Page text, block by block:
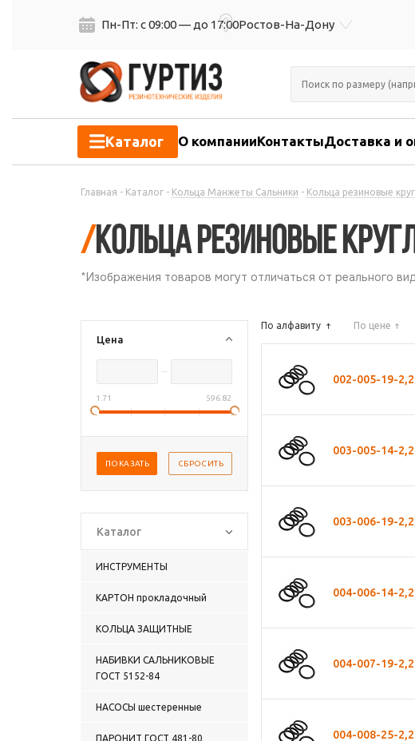
Пн-Пт: с 09:00 — до 17:00Ростов-На-Дону
Каталог О компанииКонтактыДоставка и
Главная - Каталог - Кольца Манжеты Сальники - Кольца резиновые
/Кольца резиновые
*Изображения товаров могут отличаться от реального
Цена
1.71 596.82
Каталог
ИНСТРУМЕНТЫ
КАРТОН прокладочный
КОЛЬЦА ЗАЩИТНЫЕ
НАБИВКИ САЛЬНИКОВЫЕ
ГОСТ 5152-84
НАСОСЫ шестеренные
ПАРОНИТ ГОСТ 481-80
По алфавиту По цене
002-005-19-
003-005-14-
003-006-19-
004-006-14-
004-007-19-
004-008-25-